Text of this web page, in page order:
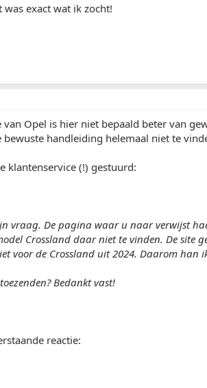
exact wat ik zocht!
Opel is hier niet bepaald beter van
handleiding helemaal niet te
klantenservice (!) gestuurd:
vraag. De pagina waar u naar verwijst
Crossland daar niet te vinden. De site
voor de Crossland uit 2024. Daarom han
Bedankt vast!
reactie: